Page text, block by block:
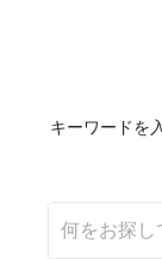
キーワードを